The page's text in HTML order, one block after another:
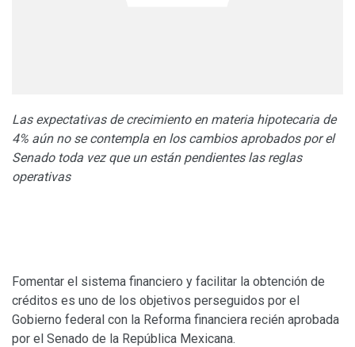
Las expectativas de crecimiento en materia hipotecaria de
4% aún no se contempla en los cambios aprobados por el
Senado toda vez que un están pendientes las reglas
operativas
Fomentar el sistema financiero y facilitar la obtención de
créditos es uno de los objetivos perseguidos por el
Gobierno federal con la Reforma financiera recién aprobada
por el Senado de la República Mexicana.